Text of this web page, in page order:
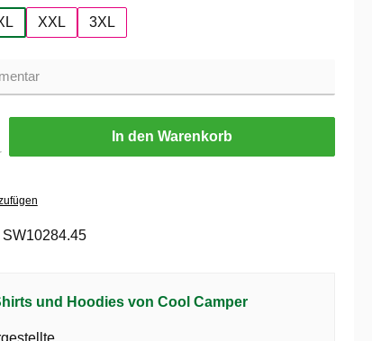
XXL 3XL
In den Warenkorb
SW10284.45
und Hoodies von Cool Camper